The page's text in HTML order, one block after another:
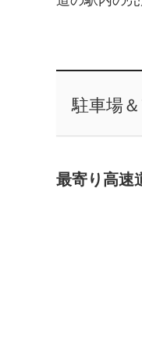
駐車場
最寄り高速